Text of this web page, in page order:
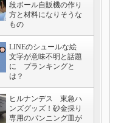
段ボール自販機の作り
方と材料になりそうな
もの
LINEのシュールな絵
文字が意味不明と話題
に プランキングと
は？
ヒルナンデス 東急ハ
ンズグッズ！砂金採り
専用のパンニング皿が